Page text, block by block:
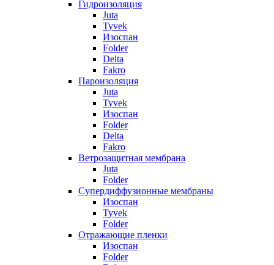
Гидроизоляция
Juta
Tyvek
Изоспан
Folder
Delta
Fakro
Пароизоляция
Juta
Tyvek
Изоспан
Folder
Delta
Fakro
Ветрозащитная мембрана
Juta
Folder
Супердиффузионные мембраны
Изоспан
Tyvek
Folder
Отражающие пленки
Изоспан
Folder